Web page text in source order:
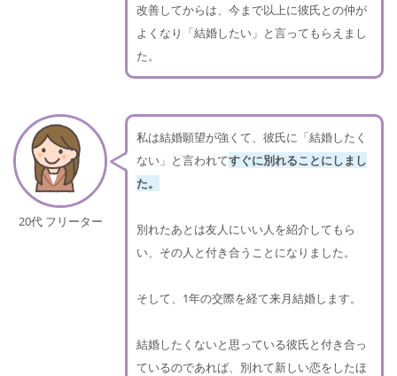
改善してからは、今まで以上に彼氏との仲が
よくなり「結婚したい」と言ってもらえまし
た。
20代 フリーター
私は結婚願望が強くて、彼氏に「結婚したく
ない」と言われてすぐに別れることにしまし
た。
別れたあとは友人にいい人を紹介してもら
い、その人と付き合うことになりました。
そして、1年の交際を経て来月結婚します。
結婚したくないと思っている彼氏と付き合っ
ているのであれば、別れて新しい恋をしたほ